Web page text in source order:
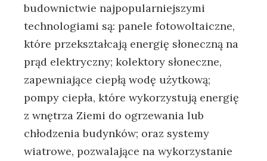
budownictwie ‌najpopularniejszymi
technologiami są: ⁤panele ‍fotowoltaiczne,
które przekształcają energię ‍słoneczną‌ na
prąd elektryczny; kolektory słoneczne,
zapewniające⁢ ciepłą wodę⁣ użytkową;⁢
pompy ciepła, które ⁣wykorzystują energię
z wnętrza Ziemi ‍do ogrzewania lub
chłodzenia budynków; oraz ⁢systemy
wiatrowe, pozwalające na wykorzystanie